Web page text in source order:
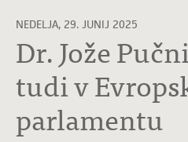
NEDELJA, 29. JUNIJ 2025
Dr. Jože
tudi v
parlamentu